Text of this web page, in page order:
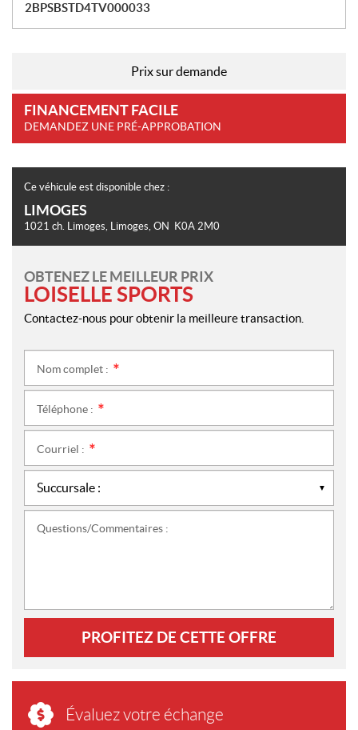
2BPSBSTD4TV000033
Prix sur demande
FINANCEMENT FACILE
DEMANDEZ UNE PRÉ-APPROBATION
Ce véhicule est disponible chez :
LIMOGES
1021 ch. Limoges, Limoges, ON K0A 2M0
OBTENEZ LE MEILLEUR PRIX
LOISELLE SPORTS
Contactez-nous pour obtenir la meilleure transaction.
Nom complet :
Téléphone :
Courriel :
Questions/Commentaires :
PROFITEZ DE CETTE OFFRE
Évaluez votre échange